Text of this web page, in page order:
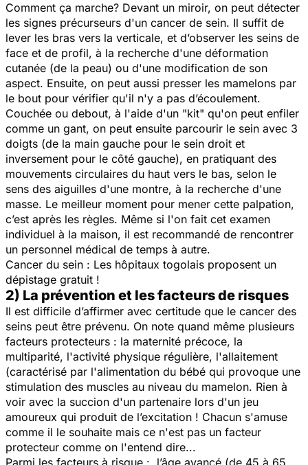
Comment ça marche? Devant un miroir, on peut détecter
les signes précurseurs d'un cancer de sein. Il suffit de
lever les bras vers la verticale, et d’observer les seins de
face et de profil, à la recherche d'une déformation
cutanée (de la peau) ou d'une modification de son
aspect. Ensuite, on peut aussi presser les mamelons par
le bout pour vérifier qu'il n'y a pas d’écoulement.
Couchée ou debout, à l'aide d'un "kit" qu'on peut enfiler
comme un gant, on peut ensuite parcourir le sein avec 3
doigts (de la main gauche pour le sein droit et
inversement pour le côté gauche), en pratiquant des
mouvements circulaires du haut vers le bas, selon le
sens des aiguilles d'une montre, à la recherche d'une
masse. Le meilleur moment pour mener cette palpation,
c’est après les règles. Même si l'on fait cet examen
individuel à la maison, il est recommandé de rencontrer
un personnel médical de temps à autre.
​Cancer du sein : Les hôpitaux togolais proposent un
dépistage gratuit !
2) La prévention et les facteurs de risques
Il est difficile d’affirmer avec certitude que le cancer des
seins peut être prévenu. On note quand même plusieurs
facteurs protecteurs : la maternité précoce, la
multiparité, l'activité physique régulière, l'allaitement
(caractérisé par l'alimentation du bébé qui provoque une
stimulation des muscles au niveau du mamelon. Rien à
voir avec la succion d'un partenaire lors d'un jeu
amoureux qui produit de l’excitation ! Chacun s'amuse
comme il le souhaite mais ce n'est pas un facteur
protecteur comme on l'entend dire...